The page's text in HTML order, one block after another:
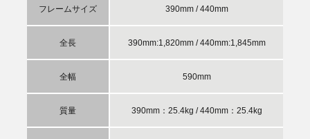
フレームサイズ 390mm / 440mm
全長 390mm:1,820mm / 440mm:1,845mm
全幅 590mm
質量 390mm：25.4kg / 440mm：25.4kg